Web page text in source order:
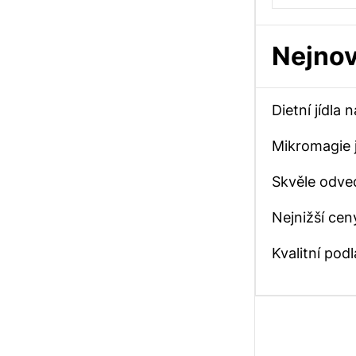
Dietní jídla
Mikromagie
Skvěle
Nejnižší
Kvalitní